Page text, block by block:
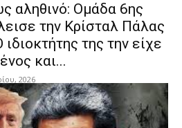
αληθινό: Ομάδα 6ης
την Κρίσταλ Πάλας
της την είχε
και...
2026